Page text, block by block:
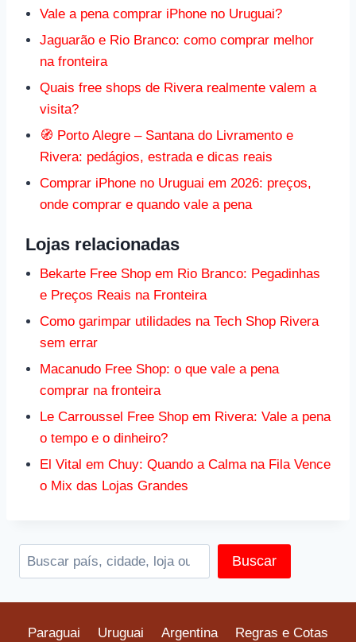
Vale a pena comprar iPhone no Uruguai?
Jaguarão e Rio Branco: como comprar melhor
na fronteira
Quais free shops de Rivera realmente valem a
visita?
🧭 Porto Alegre – Santana do Livramento e
Rivera: pedágios, estrada e dicas reais
Comprar iPhone no Uruguai em 2026: preços,
onde comprar e quando vale a pena
Lojas relacionadas
Bekarte Free Shop em Rio Branco: Pegadinhas
e Preços Reais na Fronteira
Como garimpar utilidades na Tech Shop Rivera
sem errar
Macanudo Free Shop: o que vale a pena
comprar na fronteira
Le Carroussel Free Shop em Rivera: Vale a pena
o tempo e o dinheiro?
El Vital em Chuy: Quando a Calma na Fila Vence
o Mix das Lojas Grandes
Buscar
Paraguai Uruguai Argentina Regras e Cotas